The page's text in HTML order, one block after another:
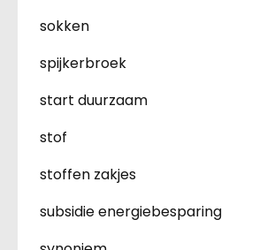
sokken
spijkerbroek
start duurzaam
stof
stoffen zakjes
subsidie energiebesparing